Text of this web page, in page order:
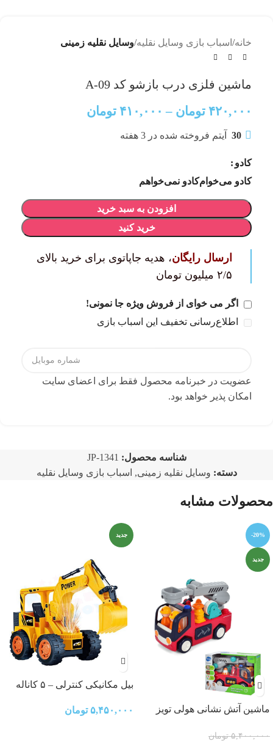
خانه اسباب بازی وسایل نقلیه وسایل نقلیه زمینی
ماشین فلزی درب بازشو کد A-09
۴۲۰,۰۰۰ تومان – ۴۱۰,۰۰۰ تومان
30 آیتم فروخته شده در 3 هفته
کادو
کادو می‌خوامکادو نمی‌خواهم
افزودن به سبد خرید
خرید کنید
ارسال رایگان، هدیه جاپاتوی برای خرید بالای
۲/۵ میلیون تومان
اگر می خوای از فروش ویژه جا نمونی!
اطلاع‌رسانی تخفیف این اسباب بازی
عضویت در خبرنامه محصول فقط برای اعضای سایت
امکان پذیر خواهد بود.
شناسه محصول: JP-1341
دسته: وسایل نقلیه زمینی, اسباب بازی وسایل نقلیه
محصولات مشابه
-20%
جدید
ماشین آتش نشانی هولی تویز
۵,۴۰۰,۰۰۰ تومان
جدید
بیل مکانیکی کنترلی – ۵ کاناله
۵,۴۵۰,۰۰۰ تومان